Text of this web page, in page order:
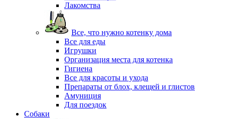
Лакомства
Все, что нужно котенку дома
Все для еды
Игрушки
Организация места для котенка
Гигиена
Все для красоты и ухода
Препараты от блох, клещей и глистов
Амуниция
Для поездок
Собаки